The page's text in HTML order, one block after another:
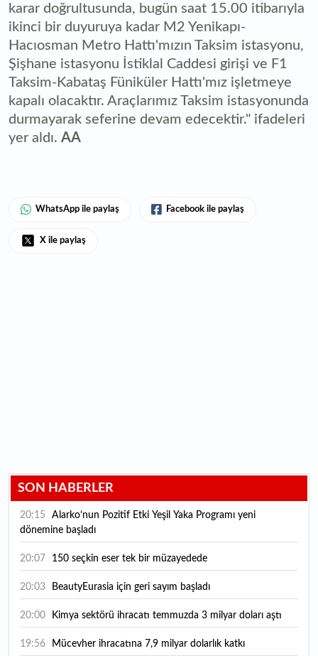
karar doğrultusunda, bugün saat 15.00 itibarıyla
ikinci bir duyuruya kadar M2 Yenikapı-
Hacıosman Metro Hattı'mızın Taksim istasyonu,
Şişhane istasyonu İstiklal Caddesi girişi ve F1
Taksim-Kabataş Füniküler Hattı'mız işletmeye
kapalı olacaktır. Araçlarımız Taksim istasyonunda
durmayarak seferine devam edecektir." ifadeleri
yer aldı. AA
WhatsApp ile paylaş Facebook ile paylaş
X ile paylaş
SON HABERLER
20:15
dönemine başladı
20:07 150 seçkin eser tek bir müzayedede
20:03 BeautyEurasia için geri sayım başladı
20:00 Kimya sektörü ihracatı temmuzda 3 milyar doları aştı
19:56 Mücevher ihracatına 7,9 milyar dolarlık katkı